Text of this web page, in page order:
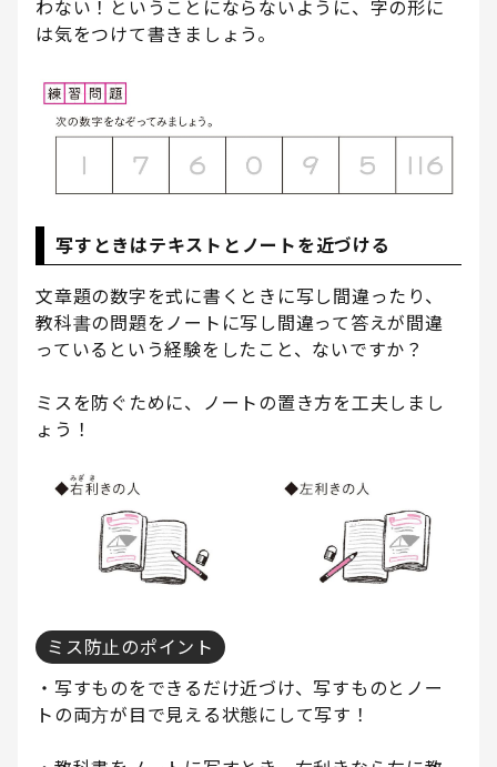
わない！ということにならないように、字の形に
は気をつけて書きましょう。
写すときはテキストとノートを近づける
文章題の数字を式に書くときに写し間違ったり、
教科書の問題をノートに写し間違って答えが間違
っているという経験をしたこと、ないですか？
ミスを防ぐために、ノートの置き方を工夫しまし
ょう！
ミス防止のポイント
・写すものをできるだけ近づけ、写すものとノー
トの両方が目で見える状態にして写す！